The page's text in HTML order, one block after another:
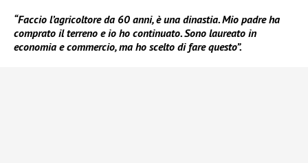
“Faccio l’agricoltore da 60 anni, è una dinastia. Mio padre ha
comprato il terreno e io ho continuato. Sono laureato in
economia e commercio, ma ho scelto di fare questo”.